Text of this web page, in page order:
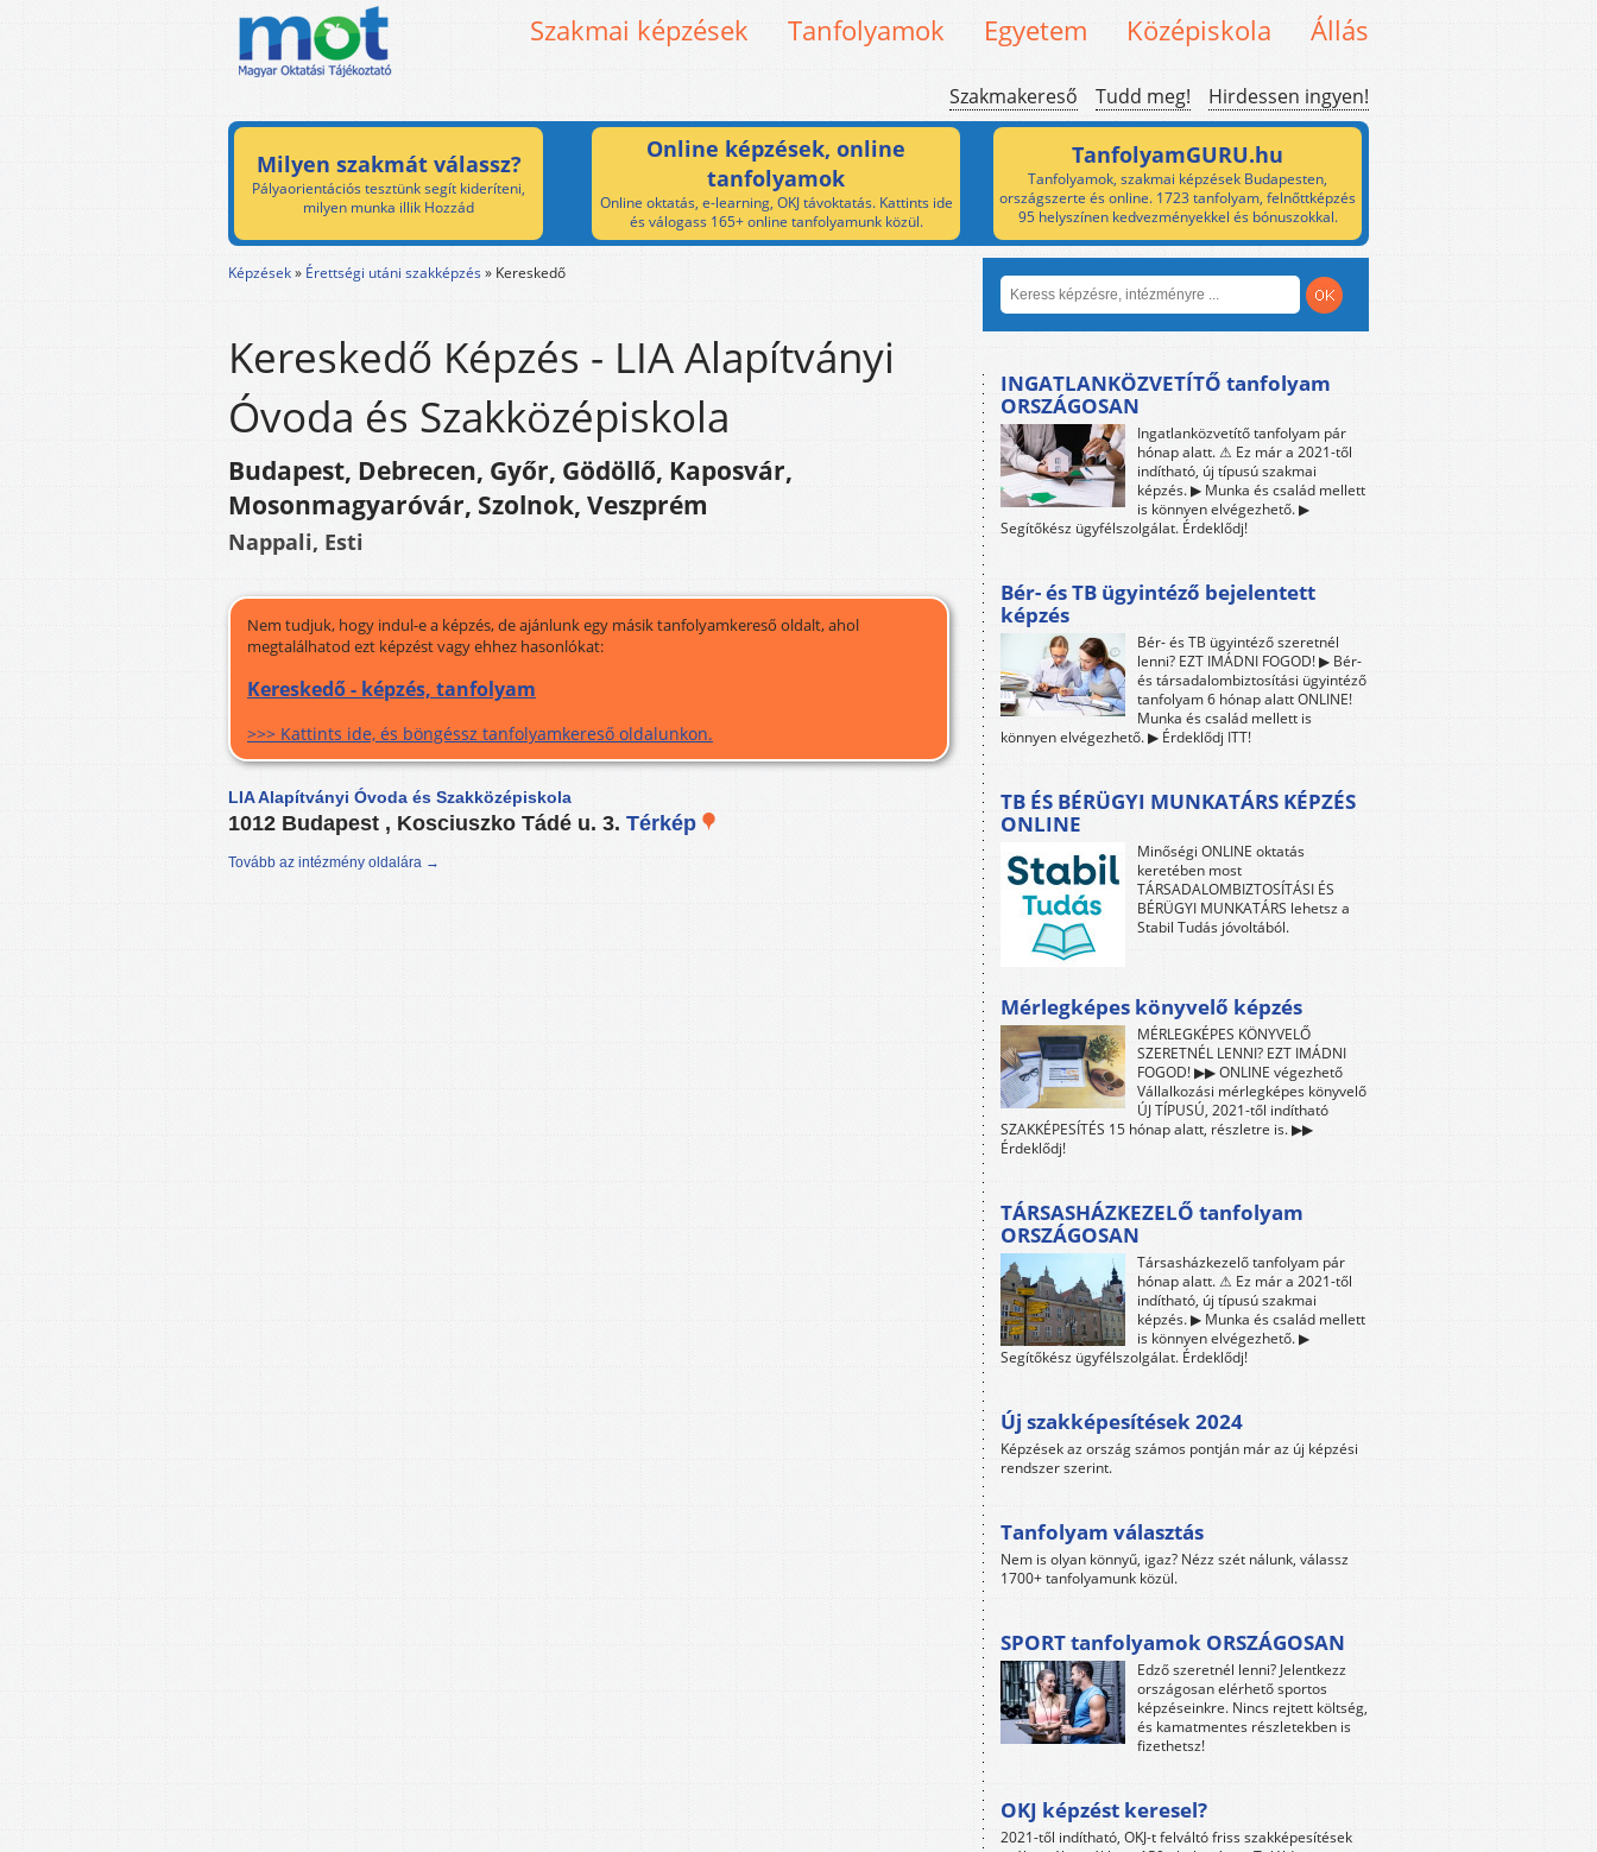
Szakmai képzések Tanfolyamok Egyetem Középiskola Állás
Szakmakereső Tudd meg! Hirdessen ingyen!
Milyen szakmát válassz?
Pályaorientációs tesztünk segít kideríteni,
milyen munka illik Hozzád
Online képzések, online
tanfolyamok
Online oktatás, e-learning, OKJ távoktatás. Kattints ide
és válogass 165+ online tanfolyamunk közül.
TanfolyamGURU.hu
Tanfolyamok, szakmai képzések Budapesten,
országszerte és online. 1723 tanfolyam, felnőttképzés
95 helyszínen kedvezményekkel és bónuszokkal.
Képzések» Érettségi utáni szakképzés» Kereskedő
Kereskedő Képzés - LIA Alapítványi
Óvoda és Szakközépiskola
Budapest, Debrecen, Győr, Gödöllő, Kaposvár,
Mosonmagyaróvár, Szolnok, Veszprém
Nappali, Esti
Nem tudjuk, hogy indul-e a képzés, de ajánlunk egy másik tanfolyamkereső oldalt, ahol
megtalálhatod ezt képzést vagy ehhez hasonlókat:
Kereskedő - képzés, tanfolyam
>>> Kattints ide, és böngéssz tanfolyamkereső oldalunkon.
LIA Alapítványi Óvoda és Szakközépiskola
1012 Budapest , Kosciuszko Tádé u. 3. Térkép
Tovább az intézmény oldalára →
INGATLANKÖZVETÍTŐ tanfolyam
ORSZÁGOSAN
Ingatlanközvetítő tanfolyam pár
hónap alatt. ⚠ Ez már a 2021-től
indítható, új típusú szakmai
képzés. ▶ Munka és család mellett
is könnyen elvégezhető. ▶
Segítőkész ügyfélszolgálat. Érdeklődj!
Bér- és TB ügyintéző bejelentett
képzés
Bér- és TB ügyintéző szeretnél
lenni? EZT IMÁDNI FOGOD! ▶ Bér-
és társadalombiztosítási ügyintéző
tanfolyam 6 hónap alatt ONLINE!
Munka és család mellett is
könnyen elvégezhető. ▶ Érdeklődj ITT!
TB ÉS BÉRÜGYI MUNKATÁRS KÉPZÉS
ONLINE
Minőségi ONLINE oktatás
keretében most
TÁRSADALOMBIZTOSÍTÁSI ÉS
BÉRÜGYI MUNKATÁRS lehetsz a
Stabil Tudás jóvoltából.
Mérlegképes könyvelő képzés
MÉRLEGKÉPES KÖNYVELŐ
SZERETNÉL LENNI? EZT IMÁDNI
FOGOD! ▶▶ ONLINE végezhető
Vállalkozási mérlegképes könyvelő
ÚJ TÍPUSÚ, 2021-től indítható
SZAKKÉPESÍTÉS 15 hónap alatt, részletre is. ▶▶
Érdeklődj!
TÁRSASHÁZKEZELŐ tanfolyam
ORSZÁGOSAN
Társasházkezelő tanfolyam pár
hónap alatt. ⚠ Ez már a 2021-től
indítható, új típusú szakmai
képzés. ▶ Munka és család mellett
is könnyen elvégezhető. ▶
Segítőkész ügyfélszolgálat. Érdeklődj!
Új szakképesítések 2024
Képzések az ország számos pontján már az új képzési
rendszer szerint.
Tanfolyam választás
Nem is olyan könnyű, igaz? Nézz szét nálunk, válassz
1700+ tanfolyamunk közül.
SPORT tanfolyamok ORSZÁGOSAN
Edző szeretnél lenni? Jelentkezz
országosan elérhető sportos
képzéseinkre. Nincs rejtett költség,
és kamatmentes részletekben is
fizethetsz!
OKJ képzést keresel?
2021-től indítható, OKJ-t felváltó friss szakképesítések